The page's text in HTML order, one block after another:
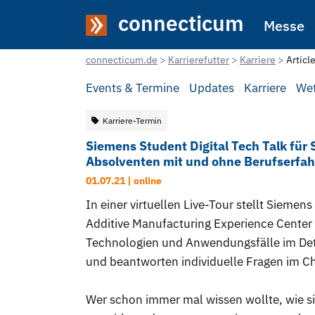
connecticum Messe
connecticum.de Karrierefutter Karriere
Events & Termine Updates Karriere
Karriere-Termin
Siemens Student Digital Tech Talk für
Absolventen mit und ohne
01.07.21 | online
In einer virtuellen Live-Tour stellt
Additive Manufacturing Experience
Technologien und Anwendungsfälle im
und beantworten individuelle Fragen im
Wer schon immer mal wissen wollte, wie